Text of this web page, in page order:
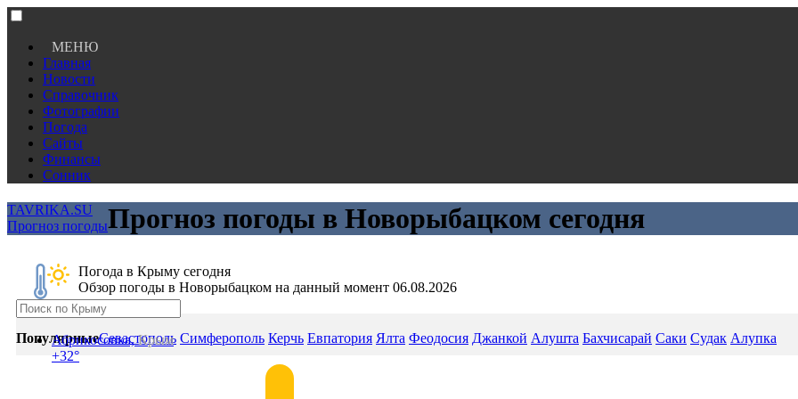
МЕНЮ
Главная
Новости
Справочник
Фотографии
Погода
Сайты
Финансы
Сонник
TAVRIKA.SU
Прогноз погодыПрогноз погоды в Новорыбацком сегодня
Погода в Крыму сегодня
Обзор погоды в Новорыбацком на данный момент 06.08.2026
Абрикосовка,Крым
+32°
ПопулярныеСевастополь Симферополь Керчь Евпатория Ялта Феодосия Джанкой Алушта Бахчисарай Саки Судак Алупка